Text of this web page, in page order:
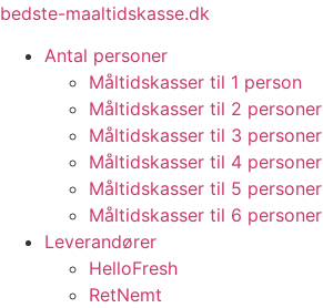
Videre
indhold
bedste-maaltidskasse.dk
Antal personer
Måltidskasser til 1 person
Måltidskasser til 2 personer
Måltidskasser til 3 personer
Måltidskasser til 4 personer
Måltidskasser til 5 personer
Måltidskasser til 6 personer
Leverandører
HelloFresh
RetNemt